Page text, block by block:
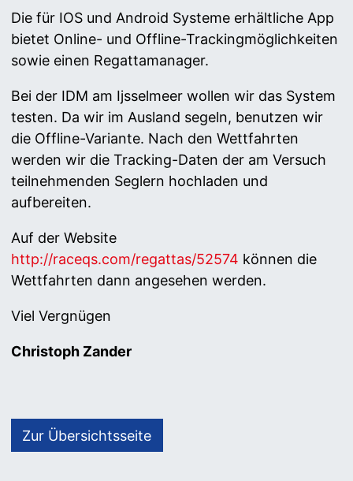
Die für IOS und Android Systeme erhältliche App
bietet Online- und Offline-Trackingmöglichkeiten
sowie einen Regattamanager.
Bei der IDM am Ijsselmeer wollen wir das System
testen. Da wir im Ausland segeln, benutzen wir
die Offline-Variante. Nach den Wettfahrten
werden wir die Tracking-Daten der am Versuch
teilnehmenden Seglern hochladen und
aufbereiten.
Auf der Website
http://raceqs.com/regattas/52574 können die
Wettfahrten dann angesehen werden.
Viel Vergnügen
Christoph Zander
Zur Übersichtsseite